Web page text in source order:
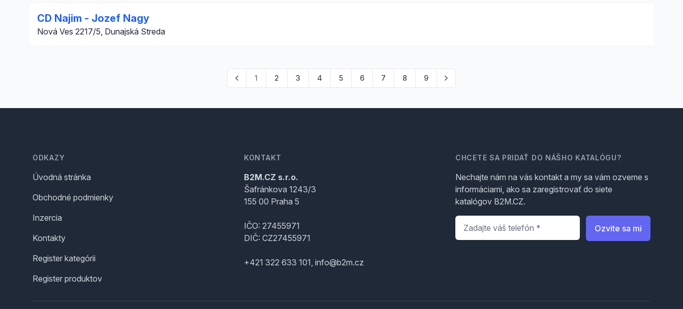
CD Najim - Jozef Nagy
Nová Ves 2217/5, Dunajská Streda
1 2 3 4 5 6 7 8 9
ODKAZY
Úvodná stránka
Obchodné podmienky
Inzercia
Kontakty
Register kategórii
Register produktov
KONTAKT
B2M.CZ s.r.o.
Šafránkova 1243/3
155 00 Praha 5
IČO: 27455971
DIČ: CZ27455971
+421 322 633 101, info@b2m.cz
CHCETE SA PRIDAŤ DO NÁŠHO KATALÓGU?
Nechajte nám na vás kontakt a my sa vám ozveme s
informáciami, ako sa zaregistrovať do siete
katalógov B2M.CZ.
Telefón
Ozvite sa mi